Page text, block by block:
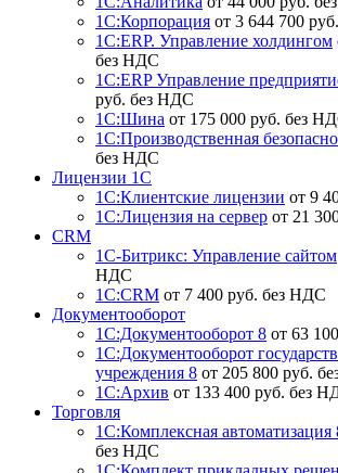
1С:Корпорация от 3 644 700
1С:ERP. Управление холдингом
без НДС
1С:ERP Управление
руб. без НДС
1С:Шина от 175 000 руб. без
1С:Производственная
без НДС
Лицензии 1С
1С:Клиентские лицензии от 9
1С:Лицензия на сервер от 21
CRM
1С-Битрикс: Управление сайтом
НДС
1С:CRM от 7 400 руб. без НДС
Документооборот
1С:Документооборот 8 от 63
1С:Документооборот
учреждения 8 от 205 800 руб.
1С:Архив от 133 400 руб. без
Торговля
1С:Комплексная автоматизация
без НДС